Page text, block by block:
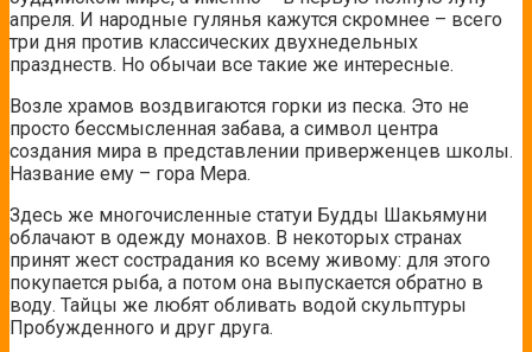
апреля. И народные гулянья кажутся скромнее – всего
три дня против классических двухнедельных
празднеств. Но обычаи все такие же интересные.
Возле храмов воздвигаются горки из песка. Это не
просто бессмысленная забава, а символ центра
создания мира в представлении приверженцев школы.
Название ему – гора Мера.
Здесь же многочисленные статуи Будды Шакьямуни
облачают в одежду монахов. В некоторых странах
принят жест сострадания ко всему живому: для этого
покупается рыба, а потом она выпускается обратно в
воду. Тайцы же любят обливать водой скульптуры
Пробужденного и друг друга.